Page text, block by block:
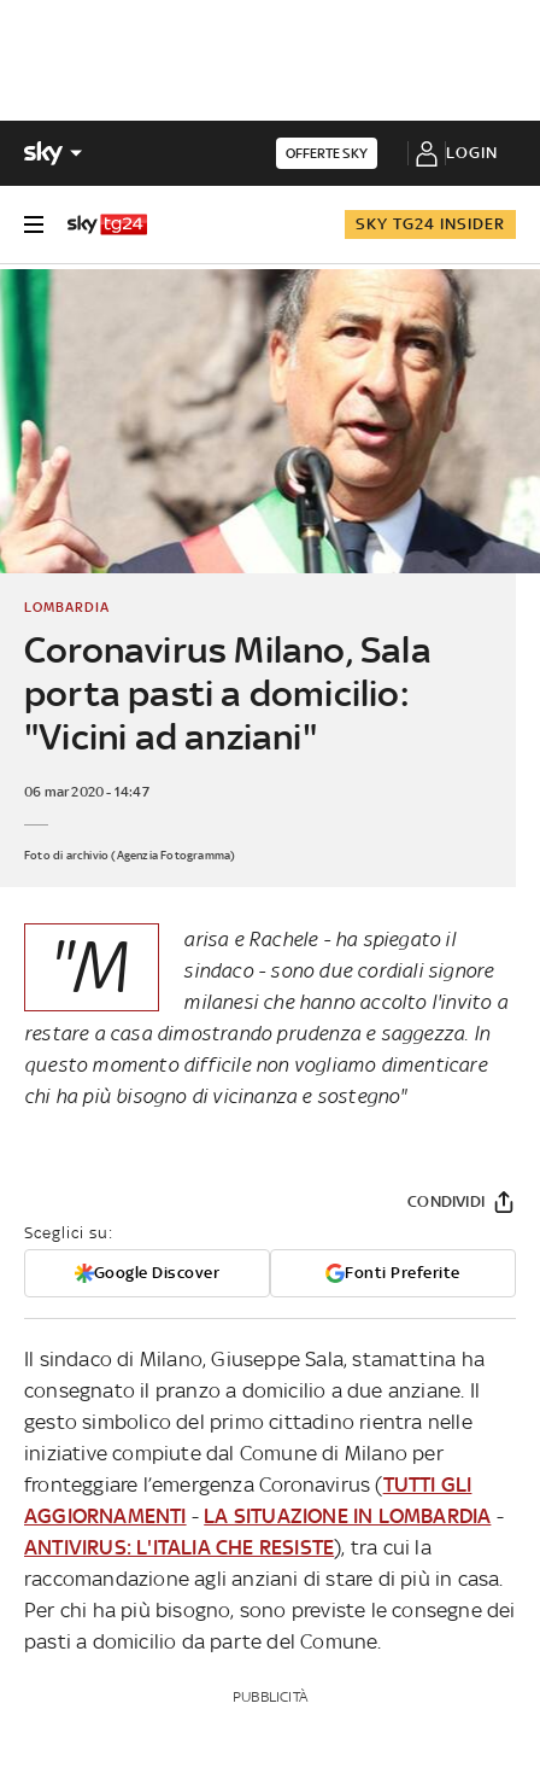
OFFERTE SKY LOGIN
SKY TG24 INSIDER
Coronavirus Milano, Sala
porta pasti a domicilio:
"Vicini ad anziani"
LOMBARDIA
06 mar 2020 - 14:47
Foto di archivio (Agenzia Fotogramma)
"M
arisa e Rachele - ha spiegato il
sindaco - sono due cordiali signore
milanesi che hanno accolto l'invito a
restare a casa dimostrando prudenza e saggezza. In
questo momento difficile non vogliamo dimenticare
chi ha più bisogno di vicinanza e sostegno"
Sceglici su:
Google Discover Fonti Preferite
CONDIVIDI
Il sindaco di Milano, Giuseppe Sala, stamattina ha
consegnato il pranzo a domicilio a due anziane. Il
gesto simbolico del primo cittadino rientra nelle
iniziative compiute dal Comune di Milano per
fronteggiare l’emergenza Coronavirus (TUTTI GLI
AGGIORNAMENTI - LA SITUAZIONE IN LOMBARDIA -
ANTIVIRUS: L'ITALIA CHE RESISTE), tra cui la
raccomandazione agli anziani di stare di più in casa.
Per chi ha più bisogno, sono previste le consegne dei
pasti a domicilio da parte del Comune.
PUBBLICITÀ